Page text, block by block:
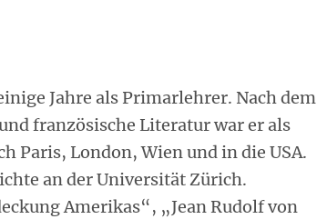
Jahre als Primarlehrer. Nach dem
französische Literatur war er als
London, Wien und in die USA.
an der Universität Zürich.
Amerikas“, „Jean Rudolf von